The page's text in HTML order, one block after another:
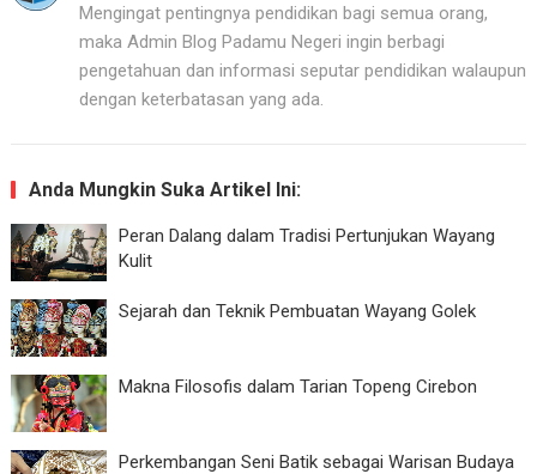
Mengingat pentingnya pendidikan bagi semua orang,
maka Admin Blog Padamu Negeri ingin berbagi
pengetahuan dan informasi seputar pendidikan walaupun
dengan keterbatasan yang ada.
Anda Mungkin Suka Artikel Ini:
Peran Dalang dalam Tradisi Pertunjukan Wayang
Kulit
Sejarah dan Teknik Pembuatan Wayang Golek
Makna Filosofis dalam Tarian Topeng Cirebon
Perkembangan Seni Batik sebagai Warisan Budaya